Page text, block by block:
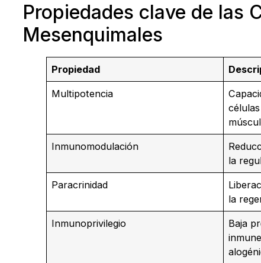
Propiedades clave de las
Mesenquimales
Propiedad
Multipotencia
Inmunomodulación
la
Paracrinidad
la
Inmunoprivilegio
Baja